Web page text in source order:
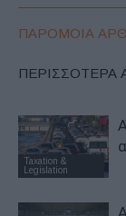
ΠΑΡΟΜΟΙΑ
ΠΕΡΙΣΣΟΤΕΡΑ
Taxation &
Legislation